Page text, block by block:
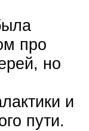
про
но
и
пути.